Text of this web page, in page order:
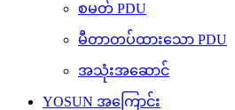
စမတ် PDU
မီတာတပ်ထားသော PDU
အသုံးအဆောင်
YOSUN အကြောင်း